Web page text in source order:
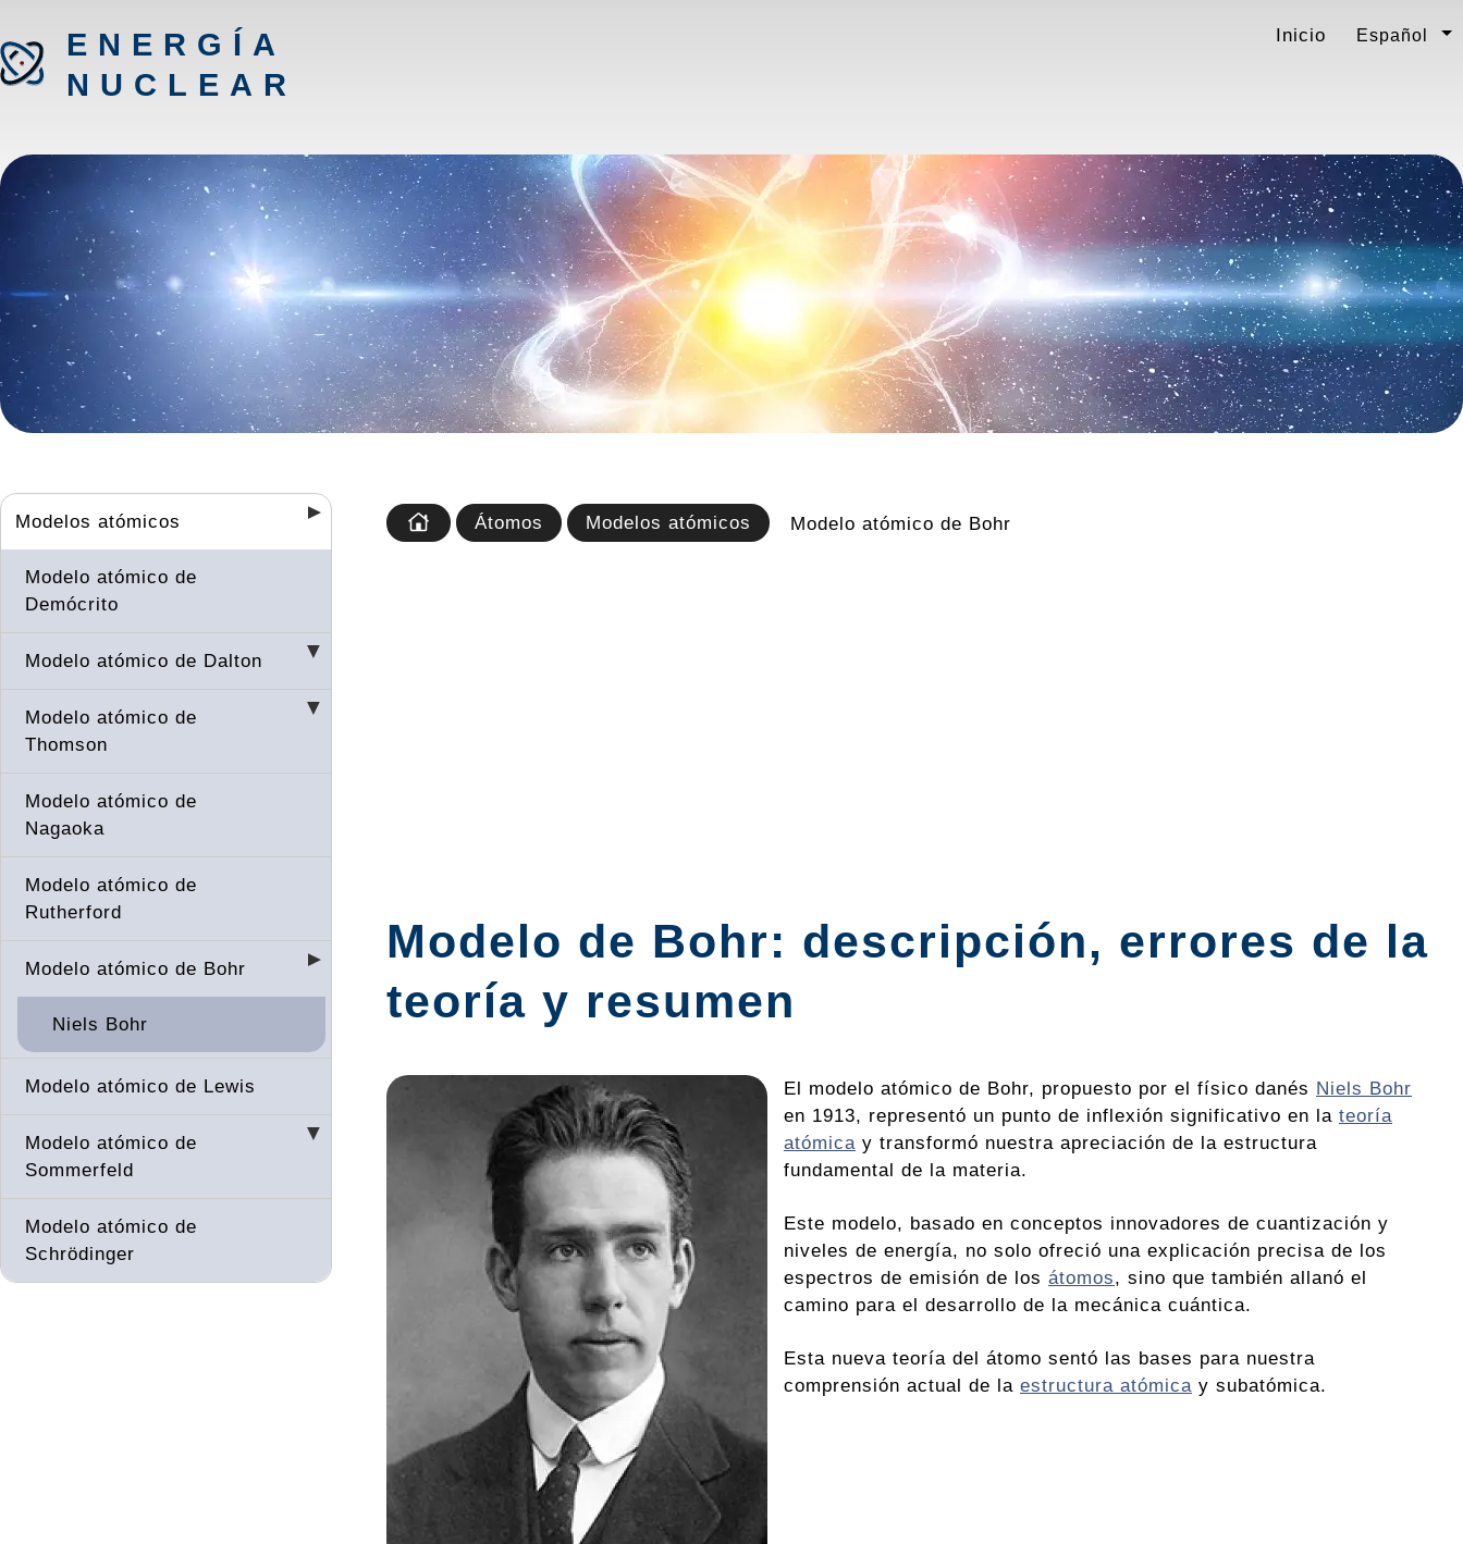
ENERGÍA
NUCLEAR
Inicio Español
Modelos atómicos
Modelo atómico de
Demócrito
Modelo atómico de Dalton
Modelo atómico de
Thomson
Modelo atómico de
Nagaoka
Modelo atómico de
Rutherford
Modelo atómico de Bohr
Niels Bohr
Modelo atómico de Lewis
Modelo atómico de
Sommerfeld
Modelo atómico de
Schrödinger
Átomos Modelos atómicos Modelo atómico de Bohr
Modelo de Bohr: descripción, errores de la
teoría y resumen
El modelo atómico de Bohr, propuesto por el físico danés Niels Bohr
en 1913, representó un punto de inflexión significativo en la teoría
atómica y transformó nuestra apreciación de la estructura
fundamental de la materia.
Este modelo, basado en conceptos innovadores de cuantización y
niveles de energía, no solo ofreció una explicación precisa de los
espectros de emisión de los átomos, sino que también allanó el
camino para el desarrollo de la mecánica cuántica.
Esta nueva teoría del átomo sentó las bases para nuestra
comprensión actual de la estructura atómica y subatómica.